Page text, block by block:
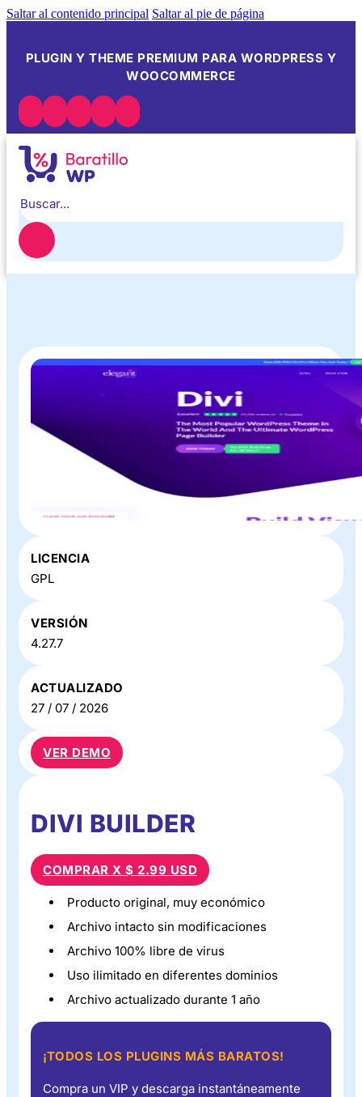
Saltar al contenido principal Saltar al pie de página
PLUGIN Y THEME PREMIUM PARA WORDPRESS Y
WOOCOMMERCE
LICENCIA
GPL
VERSIÓN
4.27.7
ACTUALIZADO
27 / 07 / 2026
VER DEMO
DIVI BUILDER
COMPRAR X $ 2.99 USD
Producto original, muy económico
Archivo intacto sin modificaciones
Archivo 100% libre de virus
Uso ilimitado en diferentes dominios
Archivo actualizado durante 1 año
¡TODOS LOS PLUGINS MÁS BARATOS!
Compra un VIP y descarga instantáneamente